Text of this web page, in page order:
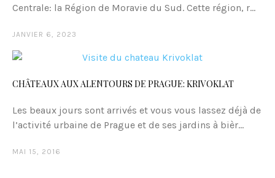
Centrale: la Région de Moravie du Sud. Cette région, r...
JANVIER 6, 2023
CHÂTEAUX AUX ALENTOURS DE PRAGUE: KRIVOKLAT
Les beaux jours sont arrivés et vous vous lassez déjà de
l’activité urbaine de Prague et de ses jardins à bièr...
MAI 15, 2016